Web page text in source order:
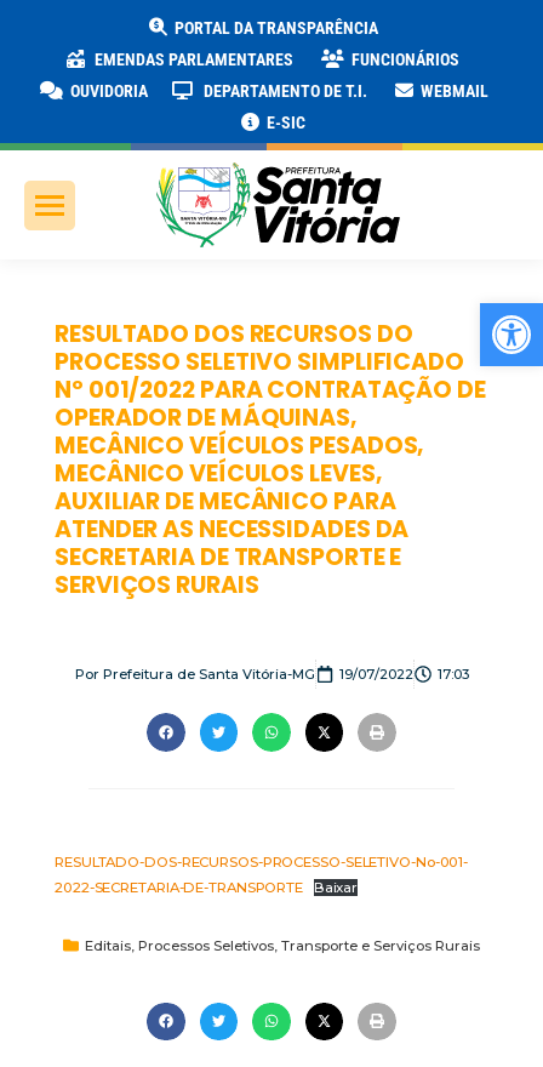
PORTAL DA TRANSPARÊNCIA
EMENDAS PARLAMENTARES
FUNCIONÁRIOS
OUVIDORIA
DEPARTAMENTO DE T.I.
WEBMAIL
E-SIC
RESULTADO DOS RECURSOS DO
PROCESSO SELETIVO SIMPLIFICADO
Nº 001/2022 PARA CONTRATAÇÃO DE
OPERADOR DE MÁQUINAS,
MECÂNICO VEÍCULOS PESADOS,
MECÂNICO VEÍCULOS LEVES,
AUXILIAR DE MECÂNICO PARA
ATENDER AS NECESSIDADES DA
SECRETARIA DE TRANSPORTE E
SERVIÇOS RURAIS
PorPrefeitura de Santa Vitória-MG 19/07/2022 17:03
RESULTADO-DOS-RECURSOS-PROCESSO-SELETIVO-No-001-
2022-SECRETARIA-DE-TRANSPORTE
Baixar
Editais Processos Seletivos Transporte e Serviços Rurais